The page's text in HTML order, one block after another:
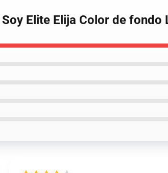
Elite Elija Color de fondo